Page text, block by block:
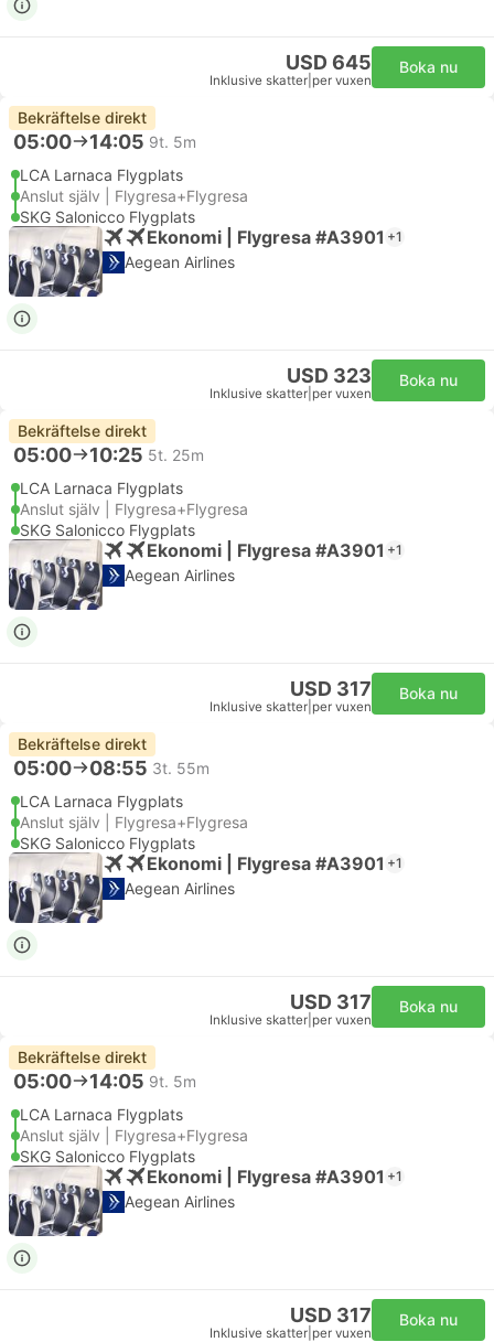
USD 645
Inklusive skatter per vuxen
Boka nu
Bekräftelse direkt
05:00 14:05 9t. 5m
LCA Larnaca Flygplats
Anslut själv | Flygresa+Flygresa
SKG Salonicco Flygplats
Ekonomi | Flygresa #A3901 +1
Aegean Airlines
USD 323
Inklusive skatter per vuxen
Boka nu
Bekräftelse direkt
05:00 10:25 5t. 25m
LCA Larnaca Flygplats
Anslut själv | Flygresa+Flygresa
SKG Salonicco Flygplats
Ekonomi | Flygresa #A3901 +1
Aegean Airlines
USD 317
Inklusive skatter per vuxen
Boka nu
Bekräftelse direkt
05:00 08:55 3t. 55m
LCA Larnaca Flygplats
Anslut själv | Flygresa+Flygresa
SKG Salonicco Flygplats
Ekonomi | Flygresa #A3901 +1
Aegean Airlines
USD 317
Inklusive skatter per vuxen
Boka nu
Bekräftelse direkt
05:00 14:05 9t. 5m
LCA Larnaca Flygplats
Anslut själv | Flygresa+Flygresa
SKG Salonicco Flygplats
Ekonomi | Flygresa #A3901 +1
Aegean Airlines
USD 317
Inklusive skatter per vuxen
Boka nu